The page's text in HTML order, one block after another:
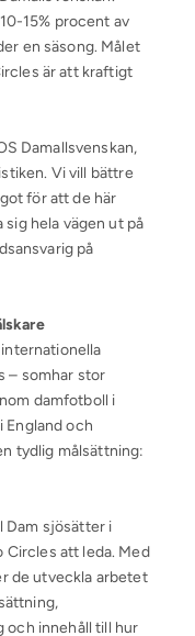
15% procent av
en säsong. Målet
är att kraftigt
Damallsvenskan,
Vi vill bättre
för att de här
sig hela vägen ut på
på
– somhar stor
damfotboll i
England och
tydlig målsättning:
Dam sjösätter i
Circles att leda. Med
de utveckla arbetet
och innehåll till hur